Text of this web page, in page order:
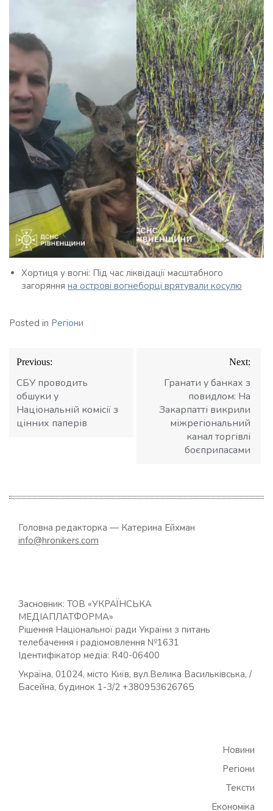
Хортиця у вогні: Під час ліквідації масштабного
загоряння на острові вогнеборці врятували косулю
Posted in Регіони
Навігація
записів
Previous:
СБУ проводить
обшуки у
Національній комісії з
цінних паперів
Next:
Гранати у банках з
повидлом: На
Закарпатті викрили
міжрегіональний
канал торгівлі
боєприпасами
Головна редакторка — Катерина Ейхман
info@hronikers.com
Засновник: ТОВ «УКРАЇНСЬКА
МЕДІАПЛАТФОРМА»
Рішення Національної ради України з питань
телебачення і радіомовлення №1631
Ідентифікатор медіа: R40-06400
Україна, 01024, місто Київ, вул.Велика Васильківська, /
Басейна, будинок 1-3/2 +380953626765
Новини
Регіони
Тексти
Економіка